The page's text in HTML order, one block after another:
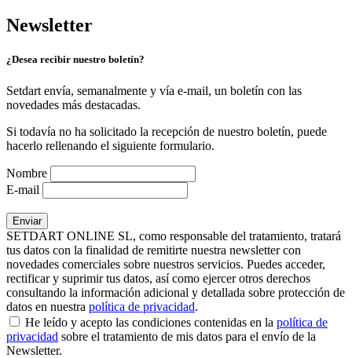
Newsletter
¿Desea recibir nuestro boletín?
Setdart envía, semanalmente y vía e-mail, un boletín con las
novedades más destacadas.
Si todavía no ha solicitado la recepción de nuestro boletín, puede
hacerlo rellenando el siguiente formulario.
Nombre
E-mail
SETDART ONLINE SL, como responsable del tratamiento, tratará
tus datos con la finalidad de remitirte nuestra newsletter con
novedades comerciales sobre nuestros servicios. Puedes acceder,
rectificar y suprimir tus datos, así como ejercer otros derechos
consultando la información adicional y detallada sobre protección de
datos en nuestra política de privacidad.
He leído y acepto las condiciones contenidas en la política de
privacidad sobre el tratamiento de mis datos para el envío de la
Newsletter.